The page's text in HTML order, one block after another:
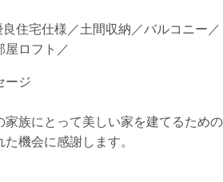
住宅仕様／土間収納／バルコニー／
屋ロフト／
ージ
族にとって美しい家を建てるための
機会に感謝します。